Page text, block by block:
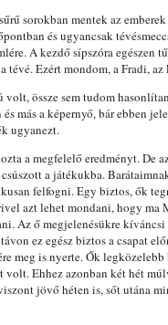
sorokban mentek az
és ugyancsak
A kezdő sípszóra egészen
Ezért mondom, a Fradi, az
össze sem tudom
más a képernyő, bár ebben
ugyanezt.
a megfelelő eredményt. De
a játékukba.
felfogni. Egy biztos, ők
azt lehet mondani, hogy ma
Az ő megjelenésükre
ez egész biztos a csapat
meg is nyerte. Ők
volt. Ehhez azonban két hét
jövő héten is, sőt utána